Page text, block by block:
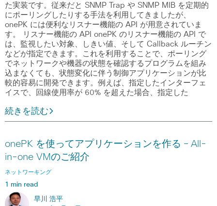
た実装です。従来だと SNMP Trap や SNMP MIB を定期的
にポーリングしたりする手法を利用してきましたが、
onePK には便利なリスナー機能の API が用意されていま
す。 リスナー機能の API onePK のリスナー機能の API で
は、監視したい対象、しきい値、そして Callback ルーチン
などが指定できます。これを利用することで、ポーリング
でネットワークや機器の状態を確認するプログラムを組み
込まなくても、状態変化に伴う制御アプリケーションが比
較的容易に開発できます。例えば、指定したインターフェ
イスで、回線使用率が 60% を超えた場合、指定した
続きを読む
onePK を使ってアプリケーションを作る – All-
in-one VMのご紹介
ネットワーキング
1 min read
早川 浩平